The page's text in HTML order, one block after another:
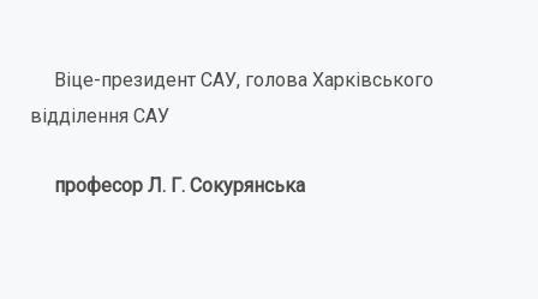
Віце-президент САУ, голова Харківського
відділення САУ
професор Л. Г. Сокурянська